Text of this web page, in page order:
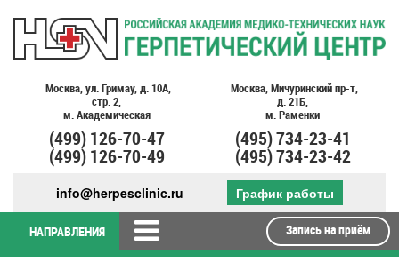
Москва, ул. Гримау, д. 10А,
стр. 2,
м. Академическая
(499)126-70-47
(499)126-70-49
Москва, Мичуринский пр-т,
д. 21Б,
м. Раменки
(495)734-23-41
(495)734-23-42
info@herpesclinic.ru График работы
НАПРАВЛЕНИЯ Запись на приём